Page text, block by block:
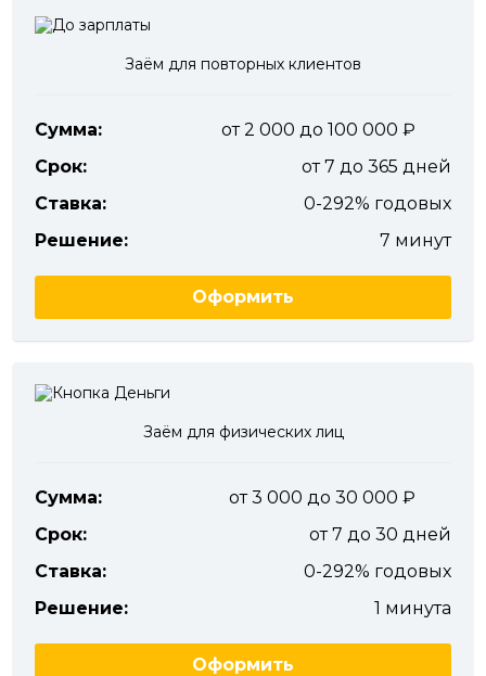
Заём для повторных клиентов
Сумма:
от 2 000 до 100 000
Срок:
от 7 до 365 дней
Ставка:
0-292% годовых
Решение:
7 минут
Оформить
Заём для физических лиц
Сумма:
от 3 000 до 30 000
Срок:
от 7 до 30 дней
Ставка:
0-292% годовых
Решение:
1 минута
Оформить